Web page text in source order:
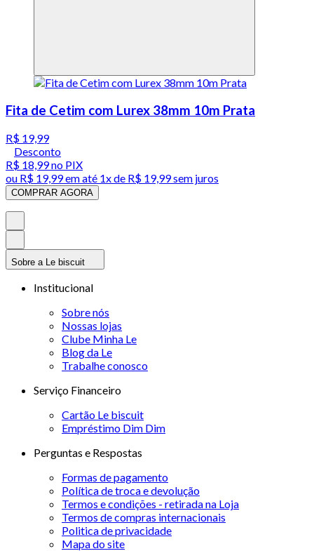
Fita de Cetim com Lurex 38mm 10m Prata
R$ 19,99
Desconto
R$ 18,99no PIX
ou R$ 19,99em até 1x de R$ 19,99sem juros
COMPRAR AGORA
Sobre a Le biscuit
Institucional
Sobre nós
Nossas lojas
Clube Minha Le
Blog da Le
Trabalhe conosco
Serviço Financeiro
Cartão Le biscuit
Empréstimo Dim Dim
Perguntas e Respostas
Formas de pagamento
Política de troca e devolução
Termos e condições - retirada na Loja
Termos de compras internacionais
Politica de privacidade
Mapa do site